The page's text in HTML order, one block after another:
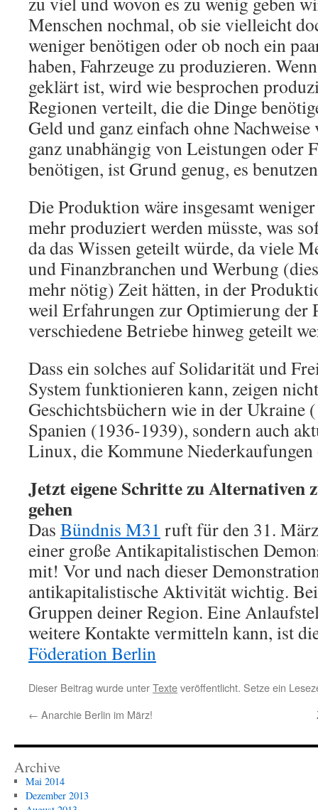
Menschen nochmal, ob sie vielleicht
weniger benötigen oder ob noch ein
haben, Fahrzeuge zu produzieren.
geklärt ist, wird wie besprochen
Regionen verteilt, die die Dinge
Geld und ganz einfach ohne
ganz unabhängig von Leistungen oder
benötigen, ist Grund genug, es
Die Produktion wäre insgesamt
mehr produziert werden müsste, was
da das Wissen geteilt würde, da viele
und Finanzbranchen und Werbung
mehr nötig) Zeit hätten, in der
weil Erfahrungen zur Optimierung der
verschiedene Betriebe hinweg geteilt
Dass ein solches auf Solidarität und
System funktionieren kann, zeigen
Geschichtsbüchern wie in der Ukraine
Spanien (1936-1939), sondern auch
Linux, die Kommune
Jetzt eigene Schritte zu Alternativen
gehen
Das Bündnis M31 ruft für den 31.
einer große Antikapitalistischen
mit! Vor und nach dieser
antikapitalistische Aktivität wichtig.
Gruppen deiner Region. Eine
weitere Kontakte vermitteln kann, ist
Föderation Berlin
Dieser Beitrag wurde unterTexteveröffentlicht. Setze ein
← Anarchie Berlin im März!
Archive
Mai 2014
Dezember 2013